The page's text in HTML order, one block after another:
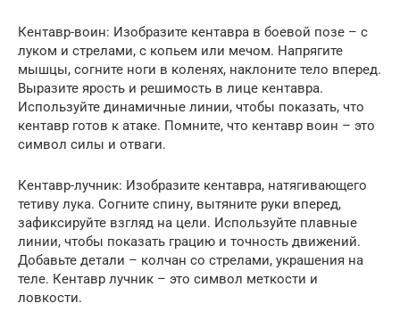
Кентавр-воин: Изобразите кентавра в боевой позе – с
луком и стрелами, с копьем или мечом. Напрягите
мышцы, согните ноги в коленях, наклоните тело вперед.
Выразите ярость и решимость в лице кентавра.
Используйте динамичные линии, чтобы показать, что
кентавр готов к атаке. Помните, что кентавр воин – это
символ силы и отваги.
Кентавр-лучник: Изобразите кентавра, натягивающего
тетиву лука. Согните спину, вытяните руки вперед,
зафиксируйте взгляд на цели. Используйте плавные
линии, чтобы показать грацию и точность движений.
Добавьте детали – колчан со стрелами, украшения на
теле. Кентавр лучник – это символ меткости и
ловкости.